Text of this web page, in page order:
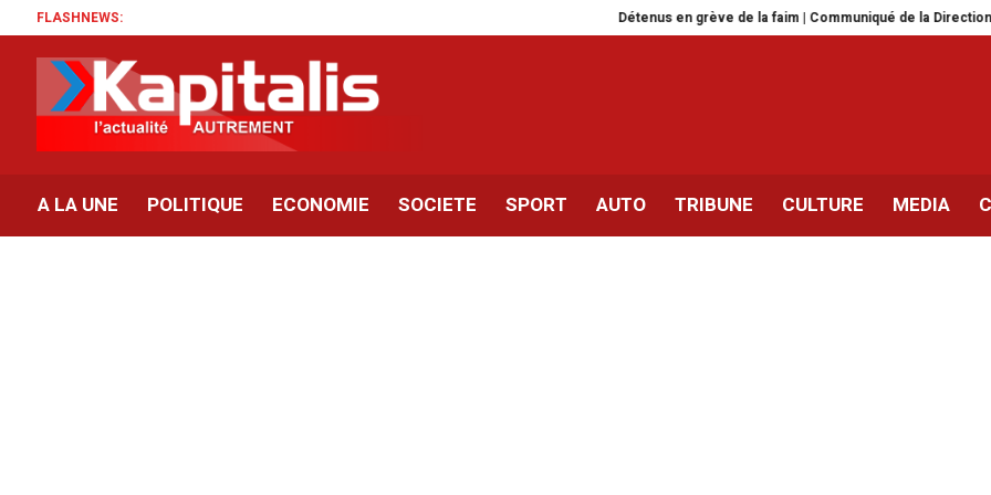
FLASHNEWS: Détenus en grève de la faim | Communiqué de la Direction des prisons
A LA UNE POLITIQUE ECONOMIE SOCIETE SPORT AUTO TRIBUNE CULTURE MEDIA